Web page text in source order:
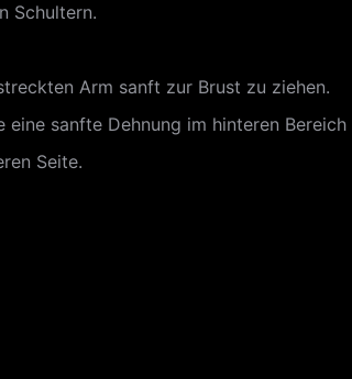
Schultern.
Arm sanft zur Brust zu ziehen.
sanfte Dehnung im hinteren Bereich
Seite.